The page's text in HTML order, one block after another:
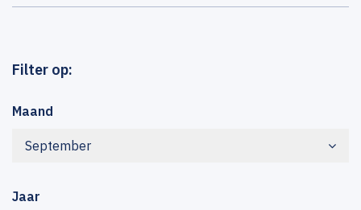
Filter op:
Maand
September
Jaar